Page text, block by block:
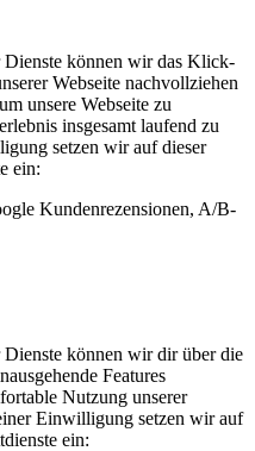
Dienste können wir das Klick-
Webseite nachvollziehen
unsere Webseite zu
insgesamt laufend zu
setzen wir auf dieser
ein:
Kundenrezensionen, A/B-
können wir dir über die
Features
Nutzung unserer
Einwilligung setzen wir auf
ein: